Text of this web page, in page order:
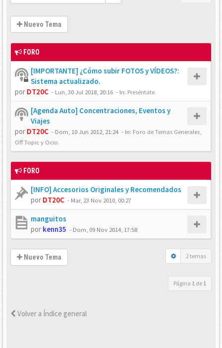
Nuevo Tema
FORO
[IMPORTANTE] ¿Cómo subir FOTOS y VÍDEOS?:
Sistema actualizado.
por DT20C - Lun, 30 Jul 2018, 20:16 - In: Preséntate.
[Agenda Auto] Concentraciones, Eventos y
Viajes
por DT20C - Dom, 10 Jun 2012, 21:24 - In: Foro de Temas Generales,
Off Topic y Ocio.
FORO
[INFO] Accesorios Originales y Recomendados
por DT20C - Mar, 23 Nov 2010, 00:27
manguitos
por kenn35 - Dom, 09 Nov 2014, 17:58
Nuevo Tema 2 temas
Página 1 de 1
Volver a Índice general